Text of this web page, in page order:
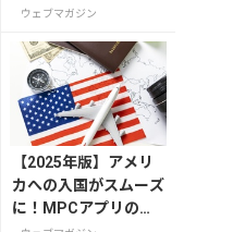
2026」が8月7日から
ウェブマガジン
【2025年版】アメリ
カへの入国がスムーズ
に！MPCアプリの登